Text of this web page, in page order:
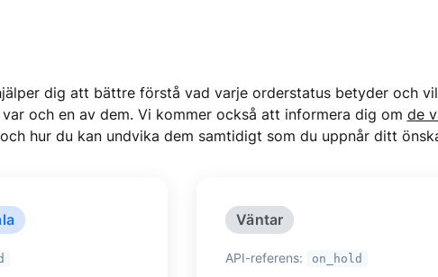
dig att bättre förstå vad varje orderstatus betyder och
och en av dem. Vi kommer också att informera dig om de
hur du kan undvika dem samtidigt som du uppnår ditt
Väntar
API-referens: on_hold